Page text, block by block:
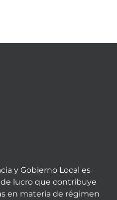
y Gobierno Local es
lucro que contribuye
en materia de régimen